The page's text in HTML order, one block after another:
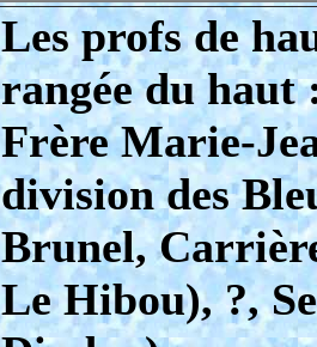
Les profs de
rangée du haut
Frère Marie-
division des
Brunel,
Le Hibou), ?,